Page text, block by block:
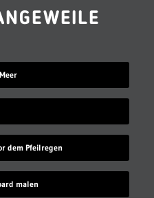
dem Pfeilregen
malen